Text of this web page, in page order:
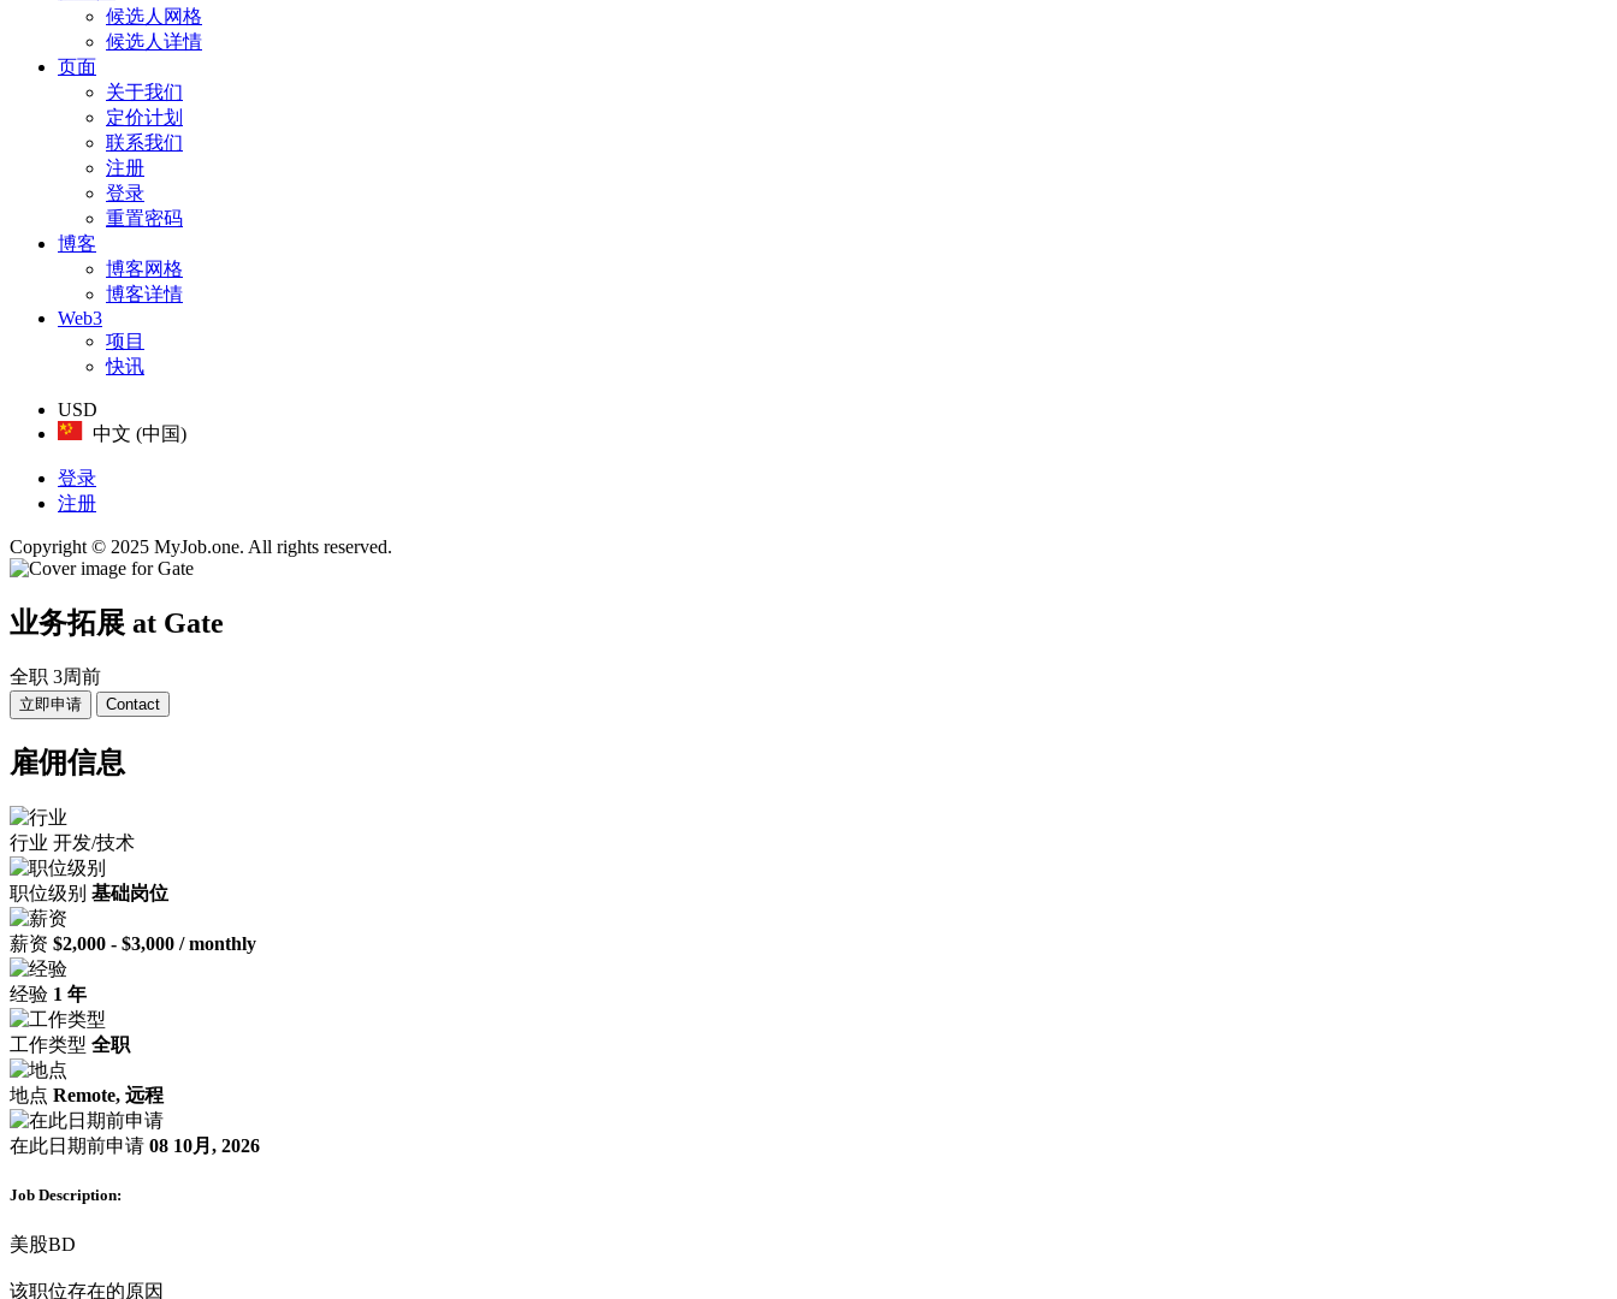
候选人网格
候选人详情
页面
关于我们
定价计划
联系我们
注册
登录
重置密码
博客
博客网格
博客详情
Web3
项目
快讯
USD
中文 (中国)
登录
注册
Copyright © 2025 MyJob.one. All rights reserved.
业务拓展 at Gate
全职 3周前
立即申请 Contact
雇佣信息
行业 开发/技术
职位级别 基础岗位
薪资 $2,000 - $3,000 / monthly
经验 1 年
工作类型 全职
地点 Remote, 远程
在此日期前申请 08 10月, 2026
Job Description:
美股BD
该职位存在的原因